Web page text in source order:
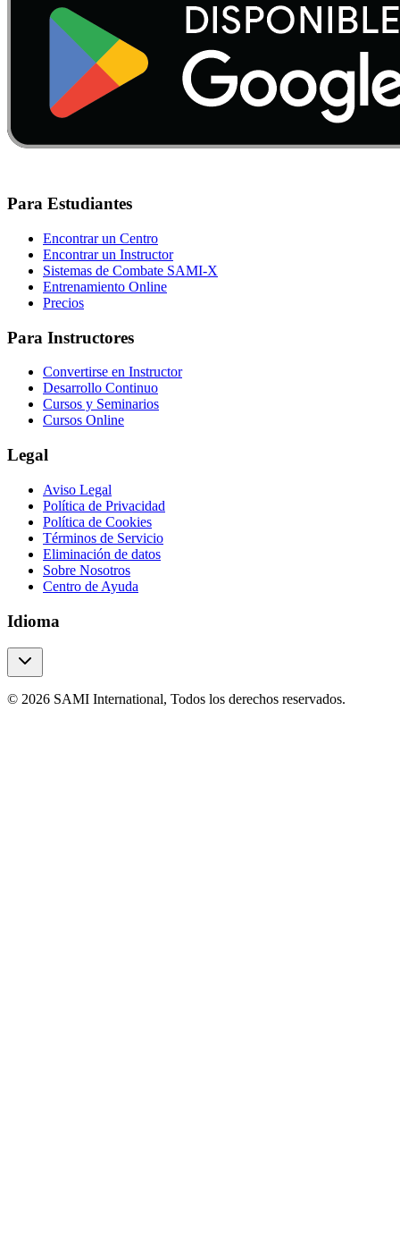
Para Estudiantes
Encontrar un Centro
Encontrar un Instructor
Sistemas de Combate SAMI-X
Entrenamiento Online
Precios
Para Instructores
Convertirse en Instructor
Desarrollo Continuo
Cursos y Seminarios
Cursos Online
Legal
Aviso Legal
Política de Privacidad
Política de Cookies
Términos de Servicio
Eliminación de datos
Sobre Nosotros
Centro de Ayuda
Idioma
© 2026 SAMI International, Todos los derechos reservados.